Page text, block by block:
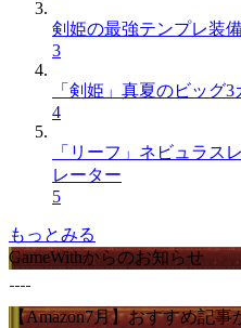
剣姫の最強テンプレ装
3
「剣姫」真夏のビッグ
4
「リーフ」ネビュラス
レーター
5
もっとみる
GameWithからのお知らせ
【Amazon7月】おすすめ記